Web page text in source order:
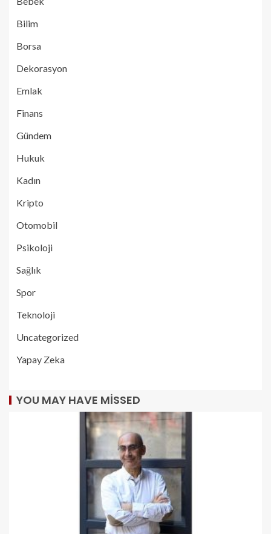
Bilim
Borsa
Dekorasyon
Emlak
Finans
Gündem
Hukuk
Kadın
Kripto
Otomobil
Psikoloji
Sağlık
Spor
Teknoloji
Uncategorized
Yapay Zeka
YOU MAY HAVE MISSED